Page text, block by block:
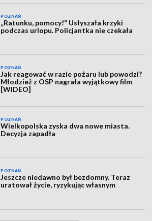
POZNAŃ
„Ratunku, pomocy!” Usłyszała krzyki
podczas urlopu. Policjantka nie czekała
POZNAŃ
Jak reagować w razie pożaru lub powodzi?
Młodzież z OSP nagrała wyjątkowy film
[WIDEO]
POZNAŃ
Wielkopolska zyska dwa nowe miasta.
Decyzja zapadła
POZNAŃ
Jeszcze niedawno był bezdomny. Teraz
uratował życie, ryzykując własnym